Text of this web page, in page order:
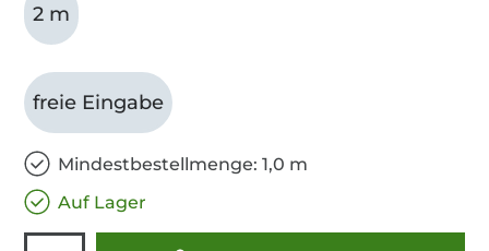
2 m
freie Eingabe
Mindestbestellmenge: 1,0 m
Auf Lager